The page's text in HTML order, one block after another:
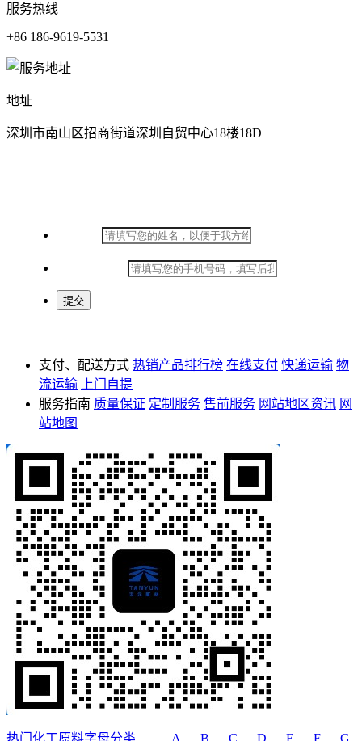
服务热线
+86 186-9619-5531
地址
深圳市南山区招商街道深圳自贸中心18楼18D
支付、配送方式 热销产品排行榜 在线支付 快递运输 物
流运输
上门自提
服务指南 质量保证 定制服务 售前服务 网站地区资讯 网
站地图
热门化工原料字母分类 A B C D E F G